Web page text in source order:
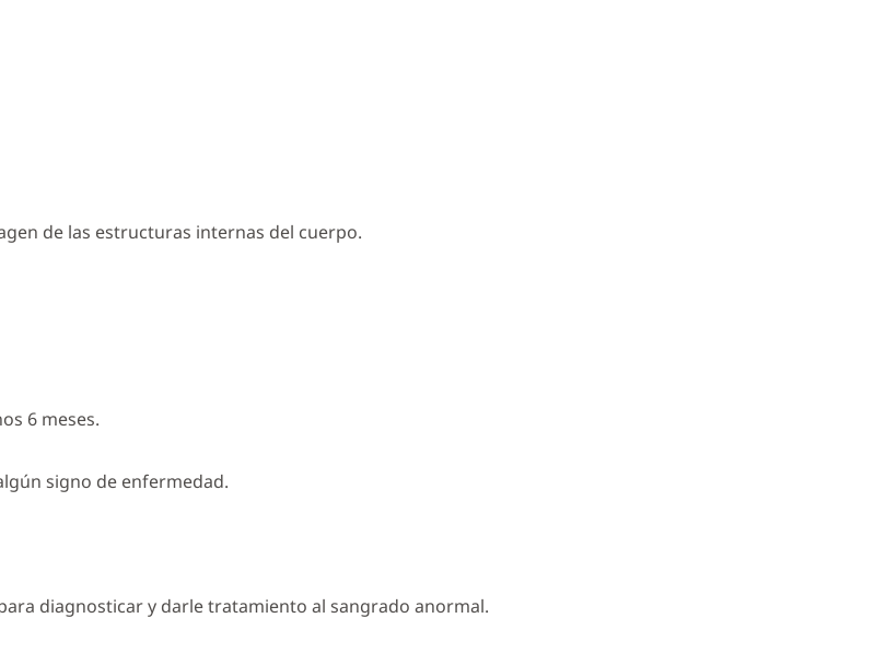
de las estructuras internas del cuerpo.
6 meses.
signo de enfermedad.
diagnosticar y darle tratamiento al sangrado anormal.